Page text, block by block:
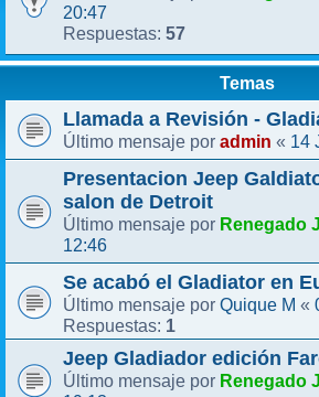
20:47
Respuestas: 57
Temas
Llamada a Revisión -
Último mensaje por admin « 14
Presentacion Jeep
salon de Detroit
Último mensaje por Renegado
12:46
Se acabó el Gladiator en
Último mensaje por Quique M «
Respuestas: 1
Jeep Gladiador edición
Último mensaje por Renegado